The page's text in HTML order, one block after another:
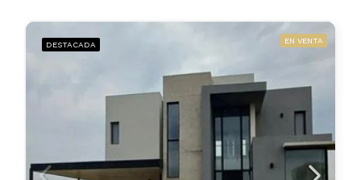
DESTACADA EN VENTA